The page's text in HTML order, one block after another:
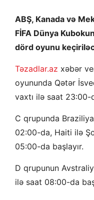
ABŞ, Kanada və
FİFA Dünya
dörd oyunu
Təzadlar.az xəbər
oyununda Qətər
vaxtı ilə saat 23:00-
C qrupunda
02:00-da, Haiti ilə
05:00-da başlayır.
D qrupunun
ilə saat 08:00-da